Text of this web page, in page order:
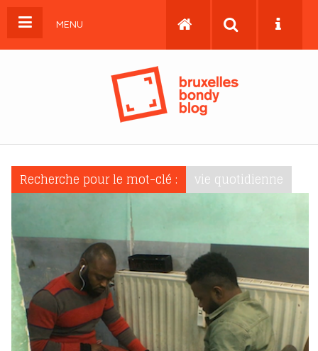
MENU
Recherche pour le mot-clé : vie quotidienne